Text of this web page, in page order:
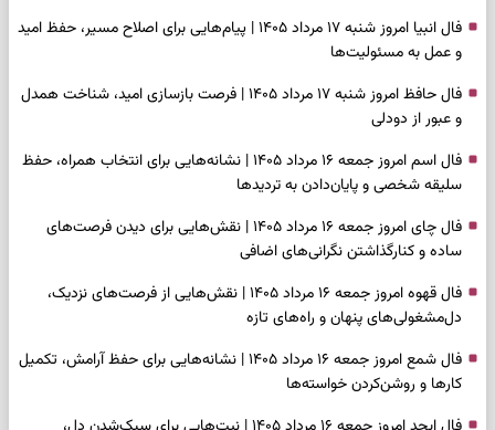
فال انبیا امروز شنبه ۱۷ مرداد ۱۴۰۵ | پیام‌هایی برای اصلاح مسیر، حفظ امید
و عمل به مسئولیت‌ها
فال حافظ امروز شنبه ۱۷ مرداد ۱۴۰۵ | فرصت بازسازی امید، شناخت همدل
و عبور از دودلی
فال اسم امروز جمعه ۱۶ مرداد ۱۴۰۵ | نشانه‌هایی برای انتخاب همراه، حفظ
سلیقه شخصی و پایان‌دادن به تردیدها
فال چای امروز جمعه ۱۶ مرداد ۱۴۰۵ | نقش‌هایی برای دیدن فرصت‌های
ساده و کنارگذاشتن نگرانی‌های اضافی
فال قهوه امروز جمعه ۱۶ مرداد ۱۴۰۵ | نقش‌هایی از فرصت‌های نزدیک،
دل‌مشغولی‌های پنهان و راه‌های تازه
فال شمع امروز جمعه ۱۶ مرداد ۱۴۰۵ | نشانه‌هایی برای حفظ آرامش، تکمیل
کارها و روشن‌کردن خواسته‌ها